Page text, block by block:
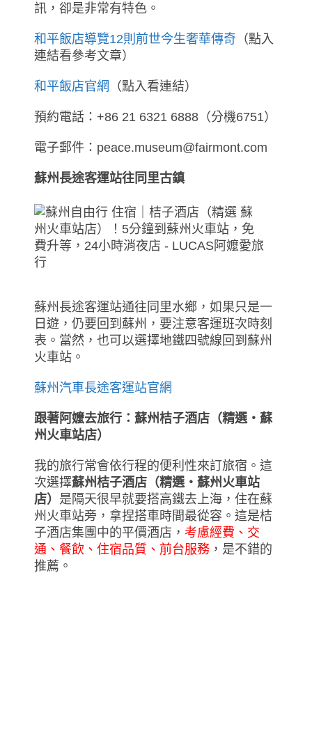
訊，卻是非常有特色。
和平飯店導覽12則前世今生奢華傳奇 （點入
連結看參考文章）
和平飯店官網 （點入看連結）
預約電話：+86 21 6321 6888（分機6751）
電子郵件：peace.museum@fairmont.com
蘇州長途客運站往同里古鎮
蘇州長途客運站通往同里水鄉，如果只是一
日遊，仍要回到蘇州，要注意客運班次時刻
表。當然，也可以選擇地鐵四號線回到蘇州
火車站。
蘇州汽車長途客運站官網
跟著阿嬤去旅行：蘇州桔子酒店（精選‧蘇
州火車站店）
我的旅行常會依行程的便利性來訂旅宿。這
次選擇蘇州桔子酒店（精選‧蘇州火車站
店） 是隔天很早就要搭高鐵去上海，住在蘇
州火車站旁，拿捏搭車時間最從容。這是桔
子酒店集團中的平價酒店， 考慮經費、交
通、餐飲、住宿品質、前台服務 ，是不錯的
推薦。